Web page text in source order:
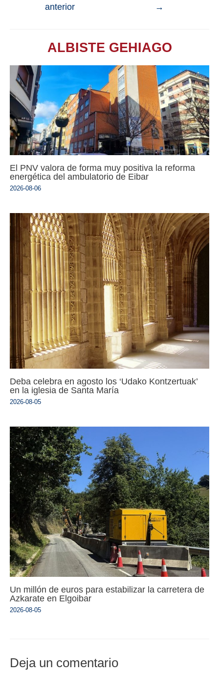
anterior
→
ALBISTE GEHIAGO
El PNV valora de forma muy positiva la reforma
energética del ambulatorio de Eibar
2026-08-06
Deba celebra en agosto los ‘Udako Kontzertuak’
en la iglesia de Santa María
2026-08-05
Un millón de euros para estabilizar la carretera de
Azkarate en Elgoibar
2026-08-05
Deja un comentario